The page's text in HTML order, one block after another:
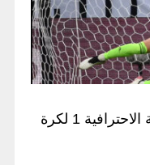
برنامج الدورة الثالثة من البطولة الاحترافية 1 لكرة